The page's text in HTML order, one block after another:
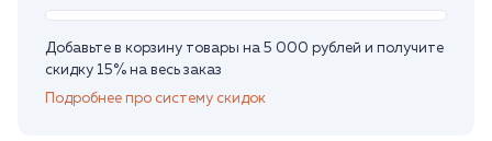
Добавьте в корзину товары на 5 000 рублей и получите
скидку 15% на весь заказ
Подробнее про систему скидок